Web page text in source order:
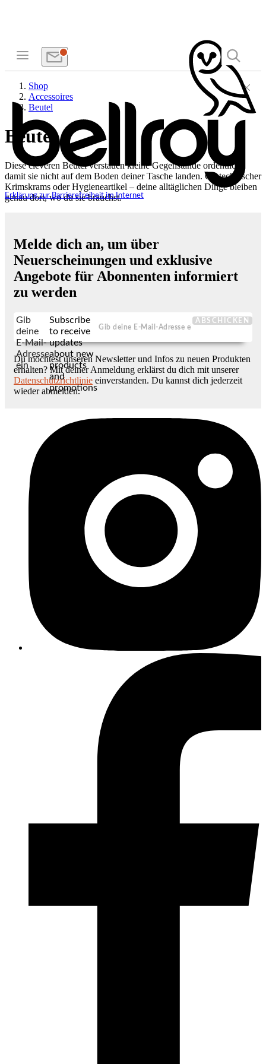
Erklärung zur Barrierefreiheit im Internet
Shop
Accessoires
Beutel
Beutel
Diese cleveren Beutel verstauen kleine Gegenstände ordentlich,
damit sie nicht auf dem Boden deiner Tasche landen. Ob technischer
Krimskrams oder Hygieneartikel – deine alltäglichen Dinge bleiben
genau dort, wo du sie brauchst.
Melde dich an, um über
Neuerscheinungen und exklusive
Angebote für Abonnenten informiert
zu werden
Gib
deine
E-Mail-
Adresse
ein
Subscribe
to receive
updates
about new
products
and
promotions
ABSCHICKEN
Du möchtest unseren Newsletter und Infos zu neuen Produkten
erhalten? Mit deiner Anmeldung erklärst du dich mit unserer
Datenschutzrichtlinie einverstanden. Du kannst dich jederzeit
wieder abmelden.